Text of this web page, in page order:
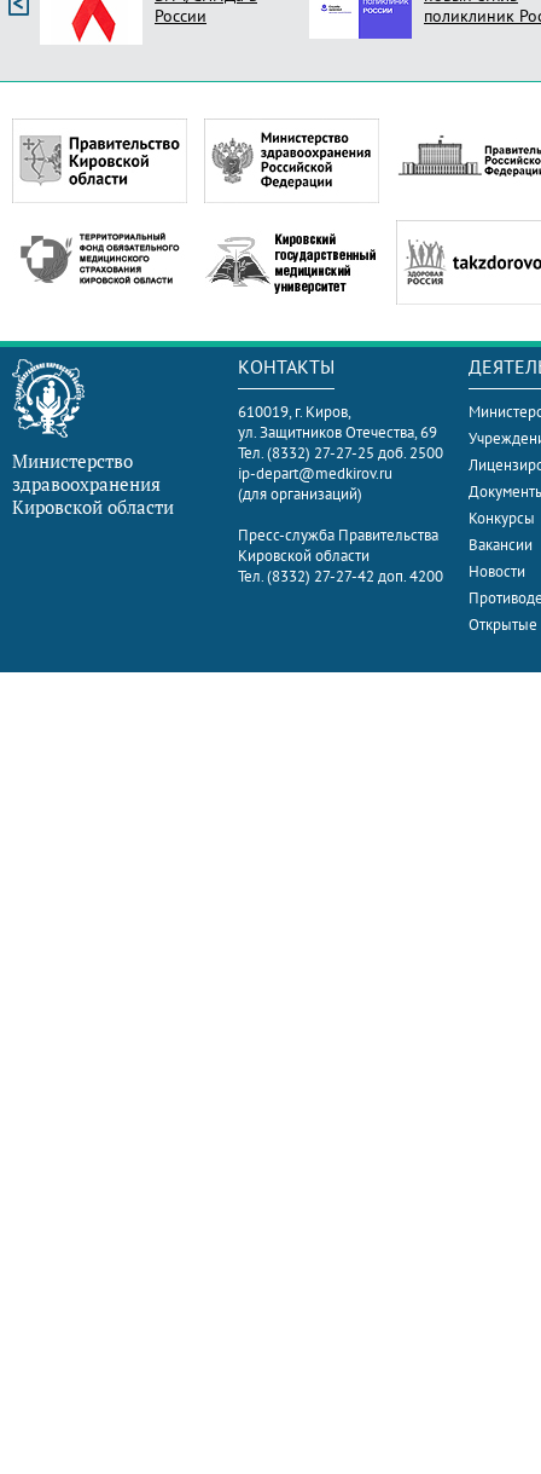
России
поликлиник
Министерство
здравоохранения
Кировской области
КОНТАКТЫ
610019, г. Киров,
ул. Защитников Отечества, 69
Тел. (8332) 27-27-25 доб. 2500
ip-depart@medkirov.ru
(для организаций)
Пресс-служба Правительства
Кировской области
Тел. (8332) 27-27-42 доп. 4200
Конкурсы
Вакансии
Новости